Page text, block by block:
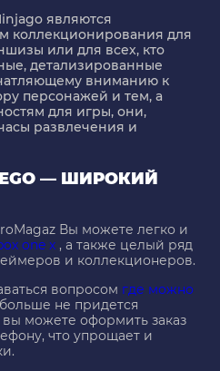
являются
коллекционирования для
или для всех, кто
детализированные
вниманию к
персонажей и тем, а
для игры, они,
развлечения и
— ШИРОКИЙ
Вы можете легко и
one x , а также целый ряд
и коллекционеров.
вопросом где можно
больше не придется
вы можете оформить заказ
что упрощает и